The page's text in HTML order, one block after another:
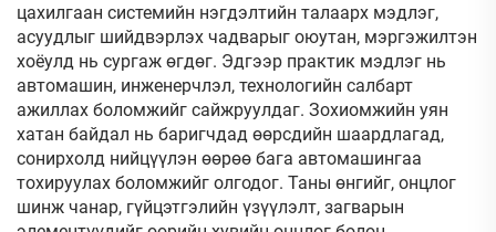
цахилгаан системийн нэгдэлтийн талаарх мэдлэг,
асуудлыг шийдвэрлэх чадварыг оюутан, мэргэжилтэн
хоёулд нь сургаж өгдөг. Эдгээр практик мэдлэг нь
автомашин, инженерчлэл, технологийн салбарт
ажиллах боломжийг сайжруулдаг. Зохиомжийн уян
хатан байдал нь баригчдад өөрсдийн шаардлагад,
сонирхолд нийцүүлэн өөрөө бага автомашингаа
тохируулах боломжийг олгодог. Таны өнгийг, онцлог
шинж чанар, гүйцэтгэлийн үзүүлэлт, загварын